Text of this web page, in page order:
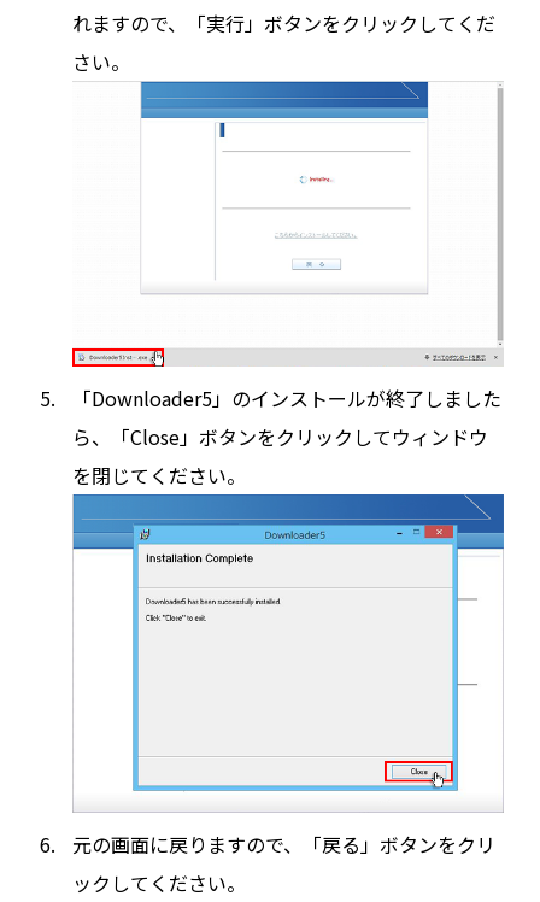
れますので、「実行」ボタンをクリックしてくだ
さい。
「Downloader5」のインストールが終了しました
ら、「Close」ボタンをクリックしてウィンドウ
を閉じてください。
元の画面に戻りますので、「戻る」ボタンをクリ
ックしてください。